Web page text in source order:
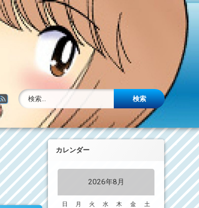
RSS検索:
カレンダー
2026年8月
日 月 火 水 木 金 土